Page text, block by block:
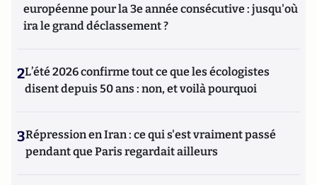
européenne pour la 3e année consécutive : jusqu'où
ira le grand déclassement ?
2L’été 2026 confirme tout ce que les écologistes
disent depuis 50 ans : non, et voilà pourquoi
3Répression en Iran : ce qui s'est vraiment passé
pendant que Paris regardait ailleurs